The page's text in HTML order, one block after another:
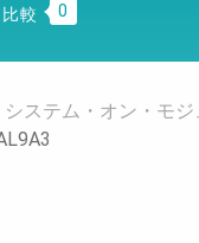
ダウンロード
注文情報
比較 0
システム・オン・モ